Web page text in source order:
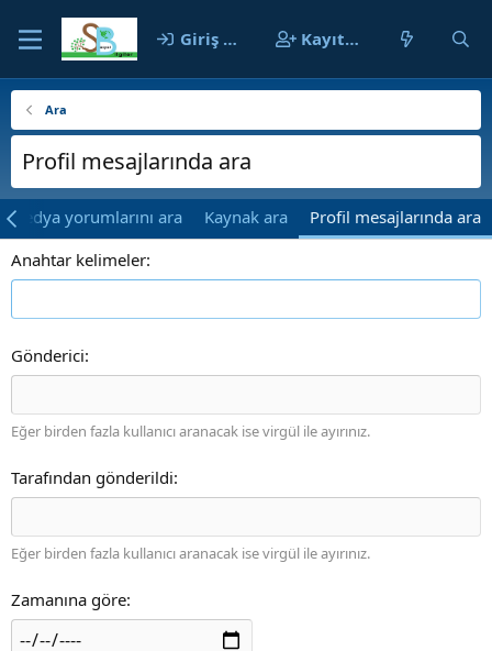
Giriş yap Kayıt ol
Ara
Profil mesajlarında ara
Medya yorumlarını ara Kaynak ara
Profil mesajlarında ara
Anahtar kelimeler
Gönderici
Eğer birden fazla kullanıcı aranacak ise virgül ile ayırınız.
Tarafından gönderildi
Eğer birden fazla kullanıcı aranacak ise virgül ile ayırınız.
Zamanına göre